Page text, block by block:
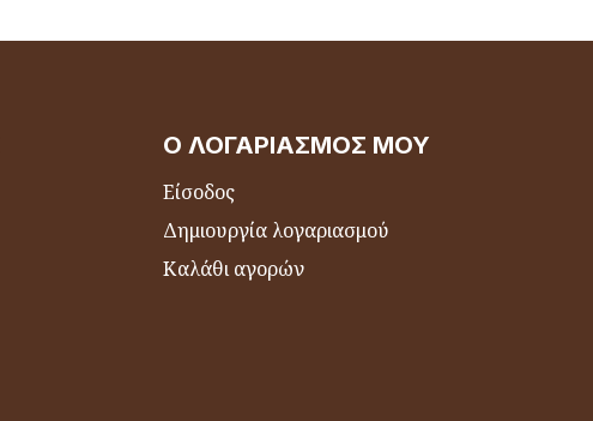
Ο ΛΟΓΑΡΙΑΣΜΌΣ ΜΟΥ
Είσοδος
Δημιουργία λογαριασμού
Καλάθι αγορών